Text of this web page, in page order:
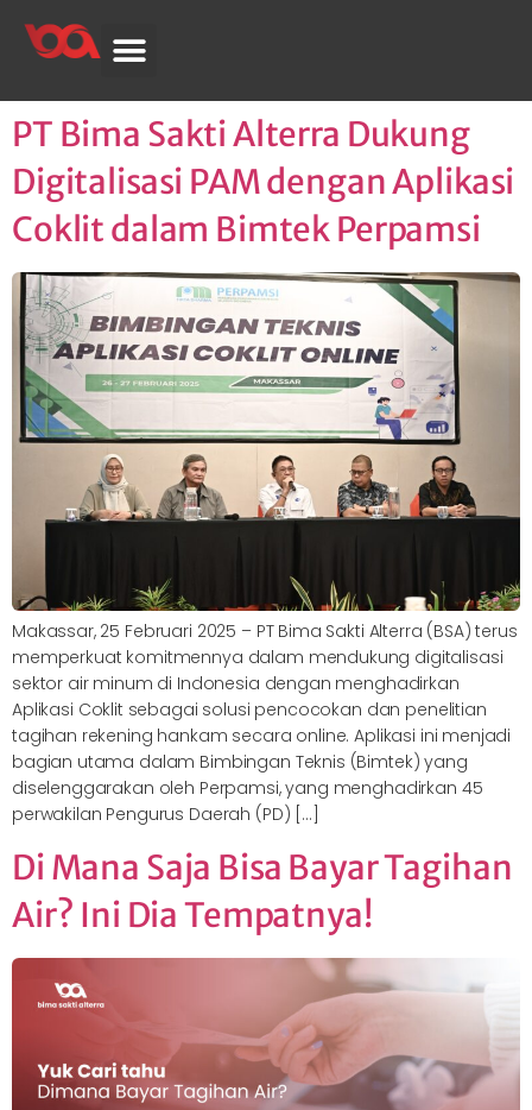
PT Bima Sakti Alterra Dukung
Digitalisasi PAM dengan Aplikasi
Coklit dalam Bimtek Perpamsi
Makassar, 25 Februari 2025 – PT Bima Sakti Alterra (BSA) terus
memperkuat komitmennya dalam mendukung digitalisasi
sektor air minum di Indonesia dengan menghadirkan
Aplikasi Coklit sebagai solusi pencocokan dan penelitian
tagihan rekening hankam secara online. Aplikasi ini menjadi
bagian utama dalam Bimbingan Teknis (Bimtek) yang
diselenggarakan oleh Perpamsi, yang menghadirkan 45
perwakilan Pengurus Daerah (PD) […]
Di Mana Saja Bisa Bayar Tagihan
Air? Ini Dia Tempatnya!